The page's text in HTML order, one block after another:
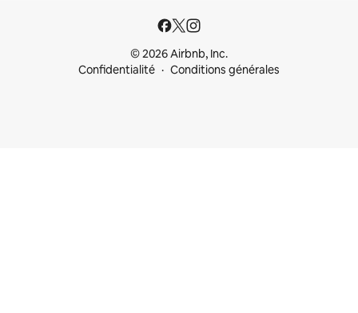
© 2026 Airbnb, Inc.
Confidentialité
Conditions générales